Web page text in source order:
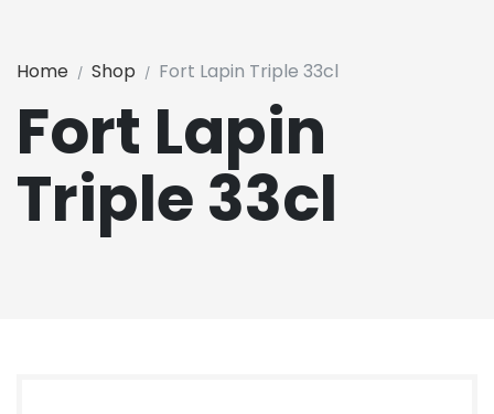
Fort Lapin
Triple 33cl
Home Shop Fort Lapin Triple 33cl